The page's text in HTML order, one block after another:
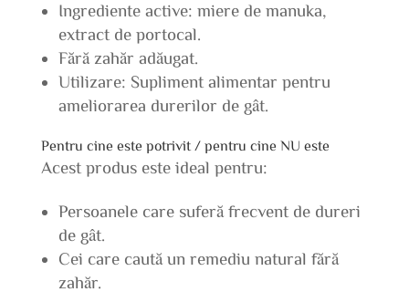
Ingrediente active: miere de manuka,
extract de portocal.
Fără zahăr adăugat.
Utilizare: Supliment alimentar pentru
ameliorarea durerilor de gât.
Pentru cine este potrivit / pentru cine NU este
Acest produs este ideal pentru:
Persoanele care suferă frecvent de dureri
de gât.
Cei care caută un remediu natural fără
zahăr.